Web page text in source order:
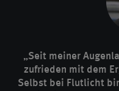
„Seit meiner
zufrieden mit dem
Selbst bei Flutlicht